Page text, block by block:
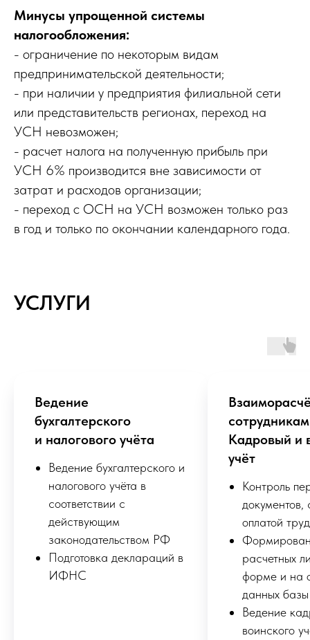
Минусы упрощенной системы
налогообложения:
- ограничение по некоторым видам
предпринимательской деятельности;
- при наличии у предприятия филиальной сети
или представительств регионах, переход на
УСН невозможен;
- расчет налога на полученную прибыль при
УСН 6% производится вне зависимости от
затрат и расходов организации;
- переход с ОСН на УСН возможен только раз
в год и только по окончании календарного года.
УСЛУГИ
Ведение
бухгалтерского
и налогового учёта
Ведение бухгалтерского и
налогового учёта в
соответствии с
действующим
законодательством РФ
Подготовка деклараций в
ИФНС
Кадровый и
учёт
Контроль
документов,
оплатой
расчетных
форме и на
данных
Ведение
воинского